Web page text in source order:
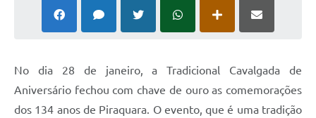
No dia 28 de janeiro, a Tradicional Cavalgada de
Aniversário fechou com chave de ouro as comemorações
dos 134 anos de Piraquara. O evento, que é uma tradição